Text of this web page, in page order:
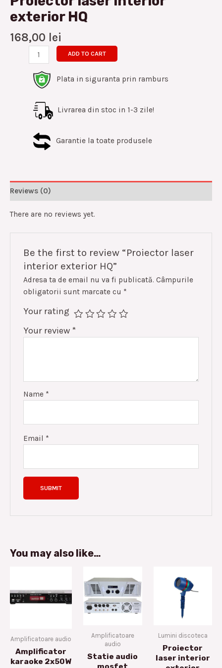
exterior HQ
168,00 lei
ADD TO CART
Plata in siguranta prin ramburs
Livrarea din stoc in 1-3 zile!
Garantie la toate produsele
Reviews (0)
There are no reviews yet.
Be the first to review “Proiector laser
interior exterior HQ”
Adresa ta de email nu va fi publicată. Câmpurile
obligatorii sunt marcate cu *
Your rating
Your review *
Name *
Email *
You may also like…
Amplificatoare audio
Amplificator
karaoke 2x50W
Amplificatoare
audio
Statie audio
Lumini discoteca
Proiector
laser interior